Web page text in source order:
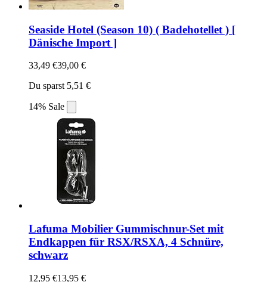
Seaside Hotel (Season 10) ( Badehotellet ) [
Dänische Import ]
33,49 €39,00 €
Du sparst 5,51 €
14% Sale
Lafuma Mobilier Gummischnur-Set mit
Endkappen für RSX/RSXA, 4 Schnüre,
schwarz
12,95 €13,95 €